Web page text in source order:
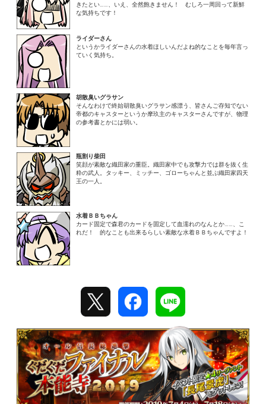
きたとい……、いえ、全然飽きません！ むしろ一周回って新鮮
な気持ちです！
ライダーさん
というかライダーさんの水着ほしいんだよね的なことを毎年言っ
ていく気持ち。
胡散臭いグラサン
そんなわけで終始胡散臭いグラサン感漂う、皆さんご存知でない
帝都のキャスターというか摩玖主のキャスターさんですが、物理
の参考書とかには弱い。
瓶割り柴田
笑顔が素敵な織田家の重臣。織田家中でも攻撃力では群を抜く生
粋の武人。タッキー、ミッチー、ゴローちゃんと並ぶ織田家四天
王の一人。
水着ＢＢちゃん
カード固定で森君のカードを固定して血濡れのなんとか……、こ
れだ！ 的なことも出来るらしい素敵な水着ＢＢちゃんですよ！